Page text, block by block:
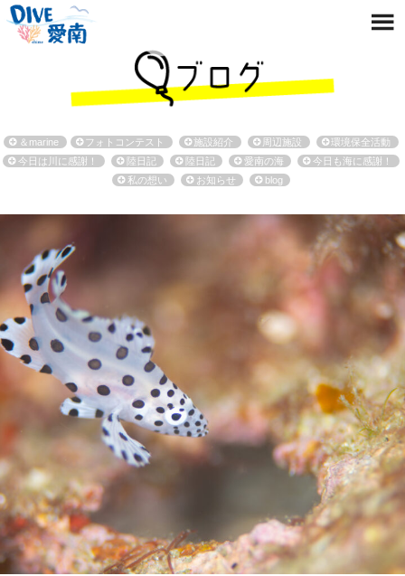
＆marine フォトコンテスト 施設紹介 周辺施設
環境保全活動
今日は川に感謝！
陸日記 陸日記 愛南の海
今日も海に感謝！
私の想い
お知らせ blog